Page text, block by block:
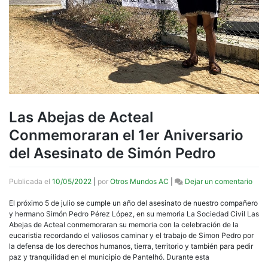
Las Abejas de Acteal
Conmemoraran el 1er Aniversario
del Asesinato de Simón Pedro
Publicada el 10/05/2022 por Otros Mundos AC Dejar un comentarioen
de
el
El próximo 5 de julio se cumple un año del asesinato de nuestro compañero
y hermano Simón Pedro Pérez López, en su memoria La Sociedad Civil Las
Abejas de Acteal conmemoraran su memoria con la celebración de la
eucaristia recordando el valiosos caminar y el trabajo de Simon Pedro por
la defensa de los derechos humanos, tierra, territorio y también para pedir
paz y tranquilidad en el municipio de Pantelhó. Durante esta